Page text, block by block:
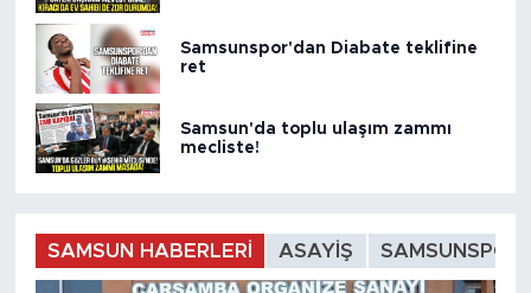
Samsunspor'dan Diabate teklifine
ret
Samsun'da toplu ulaşım zammı
mecliste!
SAMSUN HABERLERI ASAYIŞ SAMSUNSPOR